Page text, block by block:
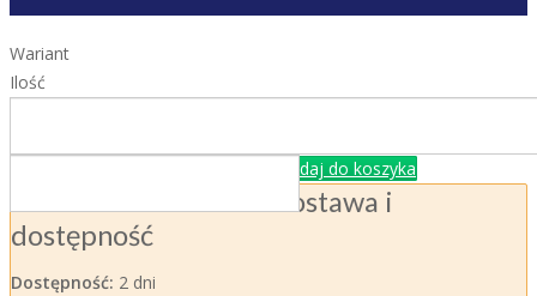
Wariant
Ilość
Dodaj do koszyka
Dostawa i
dostępność
Dostępność: 2 dni